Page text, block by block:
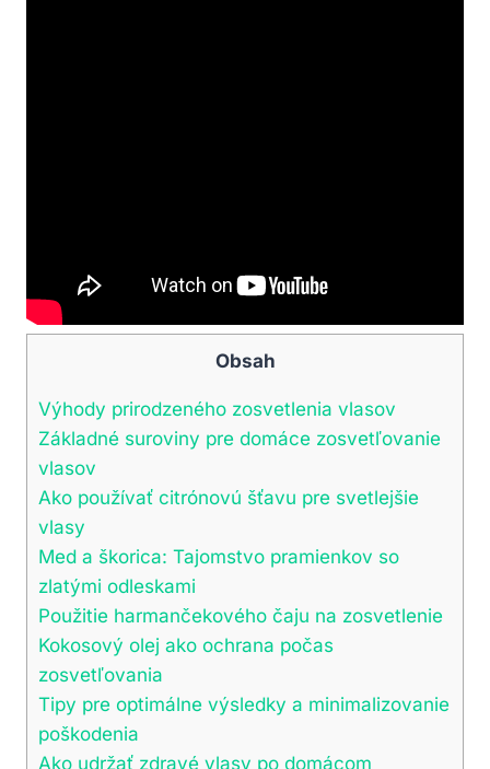
Obsah
Výhody prirodzeného zosvetlenia vlasov
Základné suroviny pre domáce zosvetľovanie
vlasov
Ako používať citrónovú šťavu pre svetlejšie
vlasy
Med a škorica: Tajomstvo pramienkov so
zlatými odleskami
Použitie harmančekového čaju na zosvetlenie
Kokosový olej ako ochrana počas
zosvetľovania
Tipy pre optimálne výsledky a minimalizovanie
poškodenia
Ako udržať zdravé vlasy po domácom